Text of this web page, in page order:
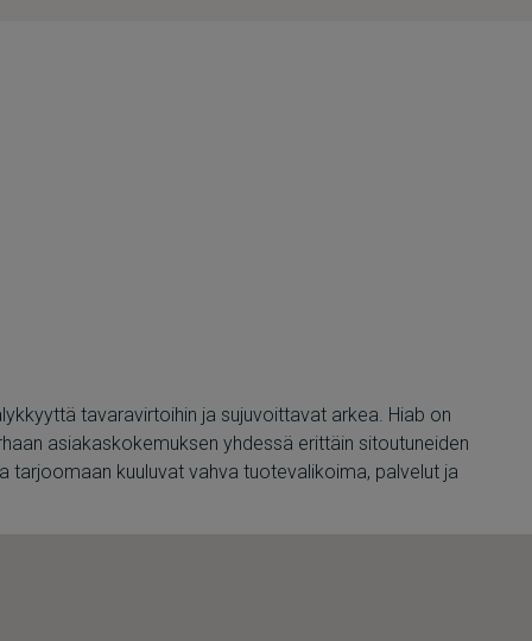
tavaravirtoihin ja sujuvoittavat arkea. Hiab on
asiakaskokemuksen yhdessä erittäin sitoutuneiden
tarjoomaan kuuluvat vahva tuotevalikoima, palvelut ja